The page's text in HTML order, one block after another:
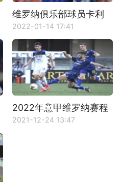
维罗纳俱乐部球员卡利
尼奇资料介绍
2022-01-14 17:41
2022年意甲维罗纳赛程
时间表
2021-12-24 13:47